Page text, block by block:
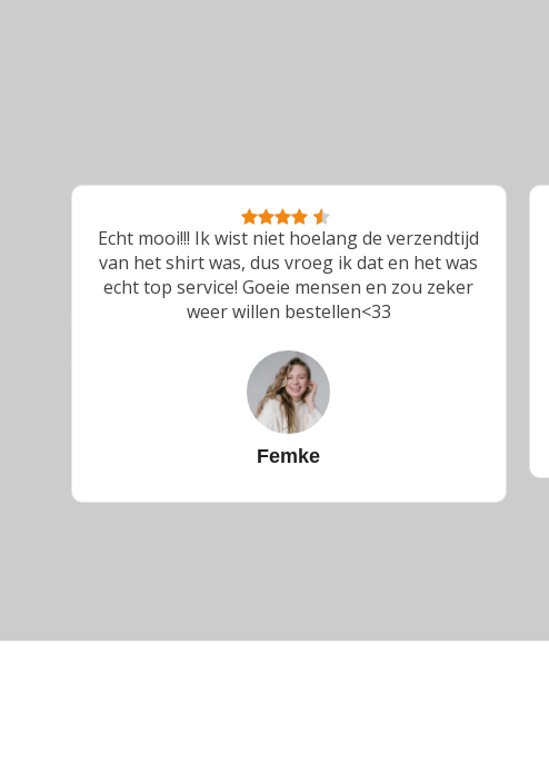
Echt mooi!!! Ik wist niet hoelang de verzendtijd
van het shirt was, dus vroeg ik dat en het was
echt top service! Goeie mensen en zou zeker
weer willen bestellen<33
Femke